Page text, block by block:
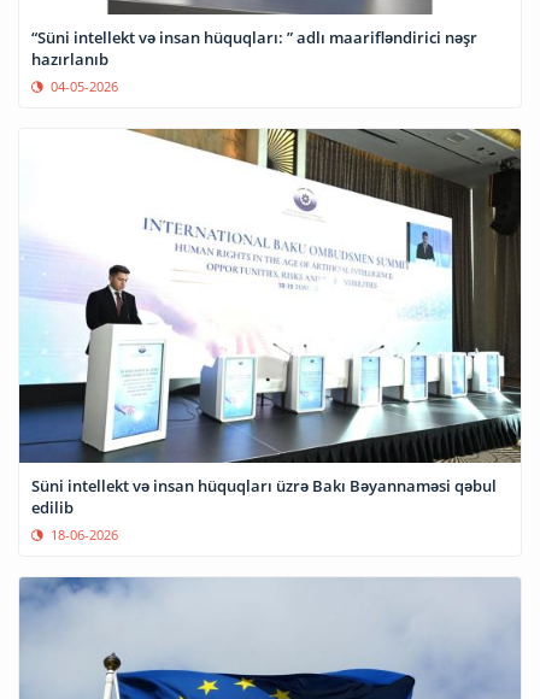
“Süni intellekt və insan hüquqları: ” adlı maarifləndirici nəşr
hazırlanıb
04-05-2026
Süni intellekt və insan hüquqları üzrə Bakı Bəyannaməsi qəbul
edilib
18-06-2026